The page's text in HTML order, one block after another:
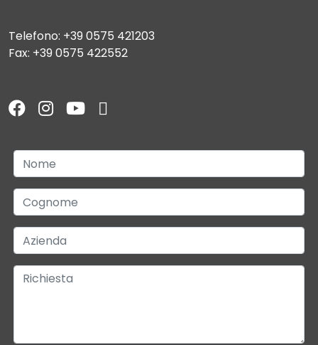
Telefono: +39 0575 421203
Fax: +39 0575 422552